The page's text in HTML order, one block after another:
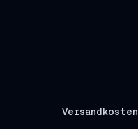
Versandkosten